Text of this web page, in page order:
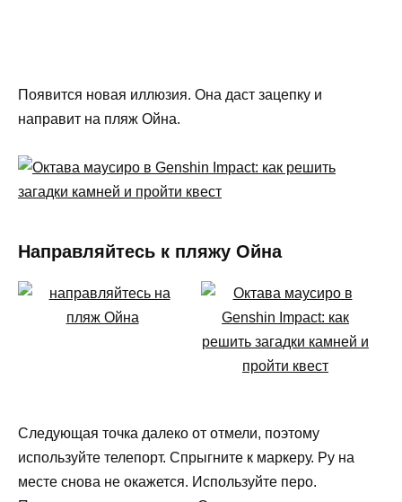
Появится новая иллюзия. Она даст зацепку и
направит на пляж Ойна.
Направляйтесь к пляжу Ойна
Следующая точка далеко от отмели, поэтому
используйте телепорт. Спрыгните к маркеру. Ру на
месте снова не окажется. Используйте перо.